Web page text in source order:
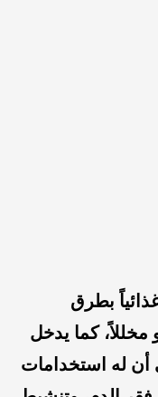
بطرق
مخللاً، كما يدخل
أن له استخدامات